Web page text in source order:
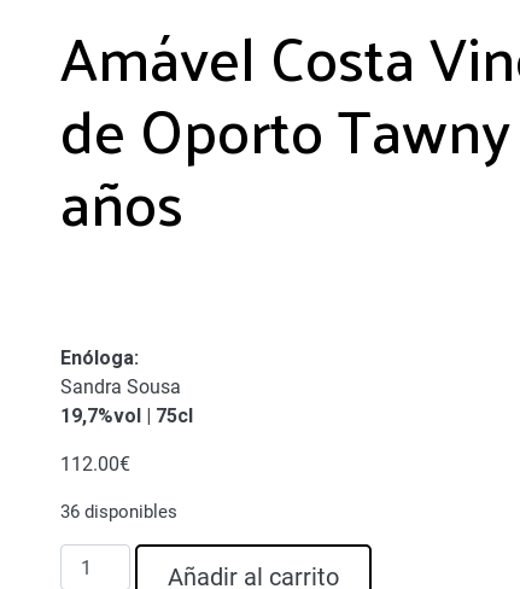
Amável Costa
de Oporto
años
Enóloga:
Sandra Sousa
19,7%vol | 75cl
112.00€
36 disponibles
Amável
Añadir al carrito